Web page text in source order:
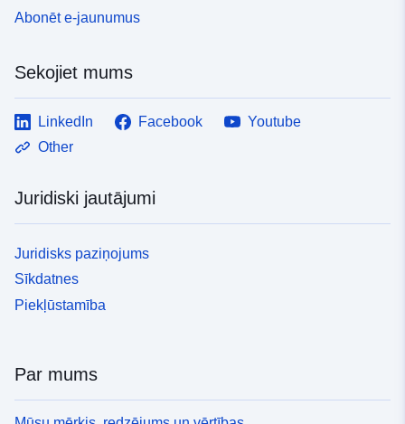
Abonēt e-jaunumus
Sekojiet mums
LinkedIn Facebook
Youtube
Other
Juridiski jautājumi
Juridisks paziņojums
Sīkdatnes
Piekļūstamība
Par mums